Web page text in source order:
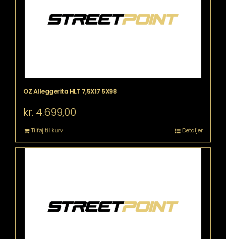
OZ Alleggerita HLT 7,5X17 5X98
kr. 4.699,00
Tilføj til kurv Detaljer